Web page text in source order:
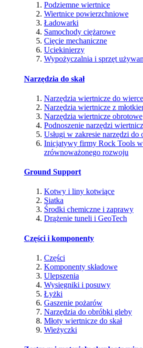
Podziemne wiertnice
Wiertnice powierzchniowe
Ładowarki
Samochody ciężarowe
Cięcie mechaniczne
Uciekinierzy
Wypożyczalnia i sprzęt
Narzędzia do skał
Narzędzia wiertnicze do
Narzędzia wiertnicze z
Narzędzia wiertnicze obrotowe
Podnoszenie narzędzi
Usługi w zakresie narzędzi do
Inicjatywy firmy Rock Tools w
zrównoważonego rozwoju
Ground Support
Kotwy i liny kotwiące
Siatka
Środki chemiczne i zaprawy
Drążenie tuneli i GeoTech
Części i komponenty
Części
Komponenty składowe
Ulepszenia
Wysięgniki i posuwy
Łyżki
Gaszenie pożarów
Narzędzia do obróbki gleby
Młoty wiertnicze do skał
Wieżyczki